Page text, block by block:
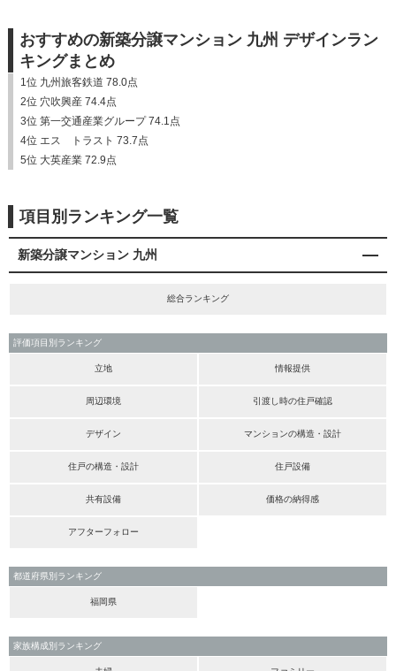
おすすめの新築分譲マンション 九州 デザインラン
キングまとめ
1位 九州旅客鉄道 78.0点
2位 穴吹興産 74.4点
3位 第一交通産業グループ 74.1点
4位 エス トラスト 73.7点
5位 大英産業 72.9点
項目別ランキング一覧
新築分譲マンション 九州
総合ランキング
評価項目別ランキング
立地 情報提供
周辺環境 引渡し時の住戸確認
デザイン マンションの構造・設計
住戸の構造・設計 住戸設備
共有設備 価格の納得感
アフターフォロー
都道府県別ランキング
福岡県
家族構成別ランキング